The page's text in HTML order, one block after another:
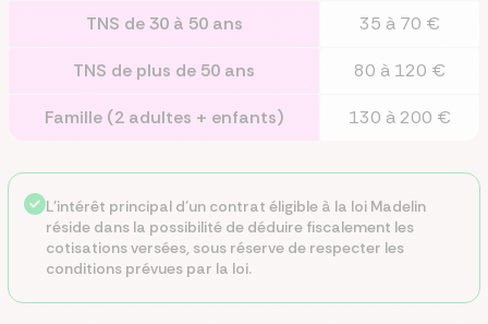
TNS de 30 à 50 ans 35 à 70 €
TNS de plus de 50 ans 80 à 120 €
Famille (2 adultes + enfants) 130 à 200 €
L’intérêt principal d’un contrat éligible à la loi Madelin
réside dans la possibilité de déduire fiscalement les
cotisations versées, sous réserve de respecter les
conditions prévues par la loi.